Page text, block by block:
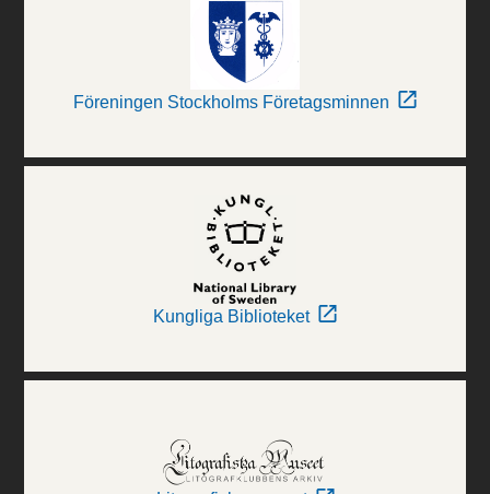
Föreningen Stockholms Företagsminnen
Kungliga Biblioteket